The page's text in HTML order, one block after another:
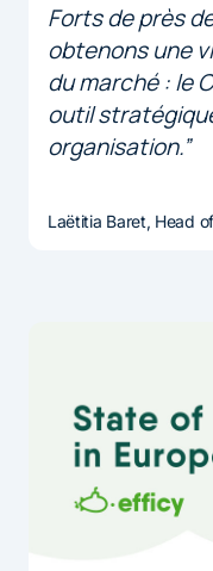
Forts de près
obtenons une
du marché : le
outil
organisation.”
Laëtitia Baret, Head